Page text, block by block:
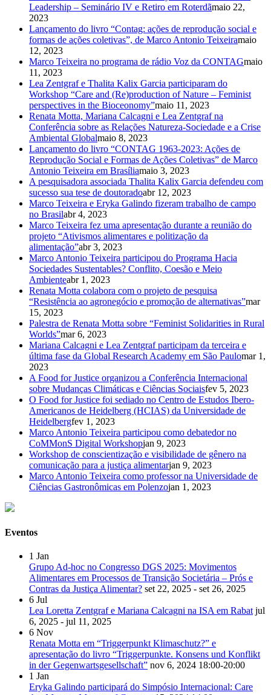
Leadership – Seminário IV e Retiro em Roterdãmaio 22,
2023
Lançamento do livro “Contag: ações de reprodução social e
formas de ações coletivas”, de Marco Antonio Teixeiramaio
12, 2023
Marco Teixeira no programa de rádio Voz da CONTAGmaio
11, 2023
Lea Zentgraf e Thalita Kalix Garcia participaram do
Workshop “Care and (Re)production of Nature – Feminist
perspectives in the Bioceonomy”maio 11, 2023
Renata Motta, Mariana Calcagni e Lea Zentgraf na
Conferência sobre as Relações Natureza-Sociedade e a Crise
Ambiental Globalmaio 8, 2023
Lançamento do livro “CONTAG 1963-2023: Ações de
Reprodução Social e Formas de Ações Coletivas” de Marco
Antonio Teixeira em Brasíliamaio 3, 2023
A pesquisadora associada Thalita Kalix Garcia defendeu com
sucesso sua tese de doutoradoabr 12, 2023
Marco Teixeira e Eryka Galindo fizeram trabalho de campo
no Brasilabr 4, 2023
Marco Teixeira fez uma apresentação durante a reunião do
projeto “Ativismos alimentares e politização da
alimentação”abr 3, 2023
Marco Antonio Teixeira participou do Programa Hacia
Sociedades Sustentables? Conflito, Coesão e Meio
Ambienteabr 1, 2023
Renata Motta colabora com o projeto de pesquisa
“Resistência ao agronegócio e promoção de alternativas”mar
15, 2023
Palestra de Renata Motta sobre “Feminist Solidarities in Rural
Worlds”mar 6, 2023
Mariana Calcagni e Lea Zentgraf participam da terceira e
última fase da Global Research Academy em São Paulomar 1,
2023
A Food for Justice organizou a Conferência Internacional
sobre Mudanças Climáticas e Ciências Sociaisfev 5, 2023
O Food for Justice foi sediado no Centro de Estudos Ibero-
Americanos de Heidelberg (HCIAS) da Universidade de
Heidelbergfev 1, 2023
Marco Antonio Teixeira participou como debatedor no
CoMMonS Digital Workshopjan 9, 2023
Workshop de conscientização e visibilidade de gênero na
comunicação para a justiça alimentarjan 9, 2023
Marco Antonio Teixeira como professor na Universidade de
Ciências Gastronômicas em Polenzojan 1, 2023
Eventos
1 Jan
Grupo Ad-hoc no Congresso DGS 2025: Movimentos
Alimentares em Processos de Transição Societária – Prós e
Contras da Justiça Alimentar? set 22, 2025 - set 26, 2025
6 Jul
Lea Loretta Zentgraf e Mariana Calcagni na ISA em Rabat jul
6, 2025 - jul 11, 2025
6 Nov
Renata Motta em “Triggerpunkt Klimaschutz?” e
apresentação do livro “Triggerpunkte. Konsens und Konflikt
in der Gegenwartsgesellschaft” nov 6, 2024 18:00-20:00
1 Jan
Eryka Galindo participará do Simpósio Internacional: Care